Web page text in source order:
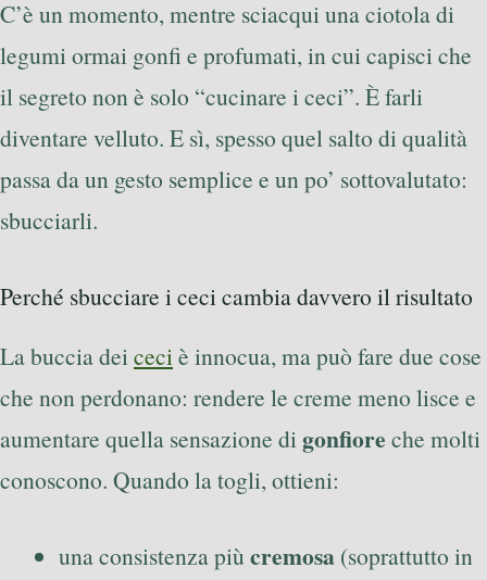
C’è un momento, mentre sciacqui una ciotola di
legumi ormai gonfi e profumati, in cui capisci che
il segreto non è solo “cucinare i ceci”. È farli
diventare velluto. E sì, spesso quel salto di qualità
passa da un gesto semplice e un po’ sottovalutato:
sbucciarli.
Perché sbucciare i ceci cambia davvero il risultato
La buccia deiceciè innocua, ma può fare due cose
che non perdonano: rendere le creme meno lisce e
aumentare quella sensazione digonfiore che molti
conoscono. Quando la togli, ottieni:
una consistenza più cremosa (soprattutto in